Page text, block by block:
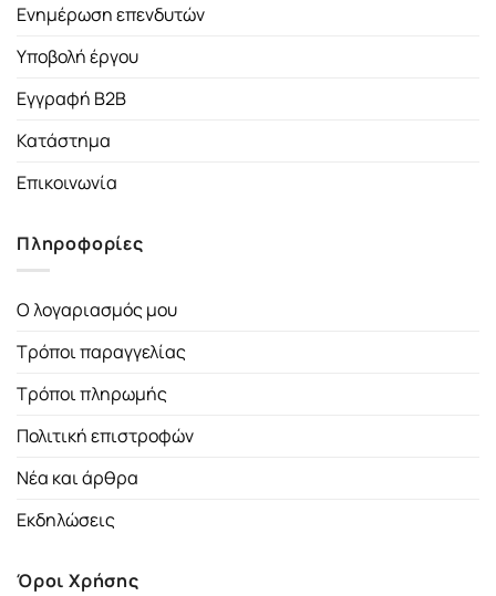
Ενημέρωση επενδυτών
Υποβολή έργου
Εγγραφή B2B
Κατάστημα
Επικοινωνία
Πληροφορίες
Ο λογαριασμός μου
Τρόποι παραγγελίας
Τρόποι πληρωμής
Πολιτική επιστροφών
Νέα και άρθρα
Εκδηλώσεις
Όροι Χρήσης